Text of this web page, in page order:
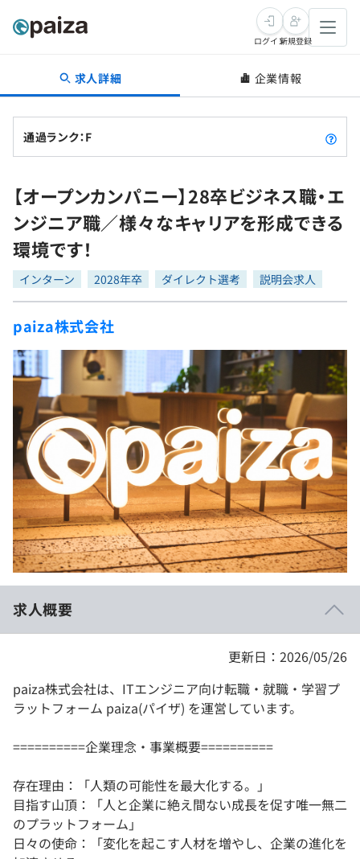
転職・キャリア
転職成功ガイド
転職エージェント
インタビュー
転職成功ガイド
新卒就活
求人検索
本選考
インターン
新卒エージェント
イベント・セミナー
インタビュー
就活成功ガイド
学習
問題集
4択課題
ナレッジ
リファレンス
プラン
個人向けプラン
法人向けプラン
学校向けプラン
契約内容・クーポン
プログラミング言語
評価結果一覧
再チャレンジ結果一覧
ゲーム・マンガ
Tech Team Journal
paiza times
note
paizaとは？
ログイン新規登録
求人詳細 企業情報
通過ランク：F
【オープンカンパニー】28卒ビジネス職・エ
ンジニア職／様々なキャリアを形成できる
環境です！
インターン 2028年卒 ダイレクト選考 説明会求人
paiza株式会社
求人概要
更新日：2026/05/26
paiza株式会社は、ITエンジニア向け転職・就職・学習プ
ラットフォーム paiza(パイザ) を運営しています。
==========企業理念・事業概要==========
存在理由：「人類の可能性を最大化する。」
目指す山頂：「人と企業に絶え間ない成長を促す唯一無二
のプラットフォーム」
日々の使命：「変化を起こす人材を増やし、企業の進化を